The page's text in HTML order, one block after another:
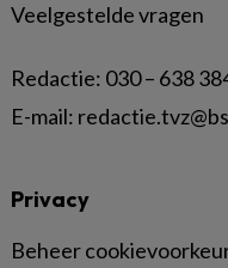
Veelgestelde vragen
Redactie: 030 – 638
E-mail:
Privacy
Beheer